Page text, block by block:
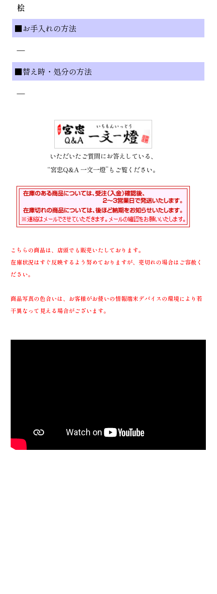
桧
■お手入れの方法
—
■替え時・処分の方法
—
いただいたご質問にお答えしている、
“宮忠Q&A 一文一燈”もご覧ください。
こちらの商品は、店頭でも販売いたしております。
在庫状況はすぐ反映するよう努めておりますが、売切れの場合はご容赦く
ださい。
商品写真の色合いは、お客様がお使いの情報端末デバイスの環境により若
干異なって見える場合がございます。